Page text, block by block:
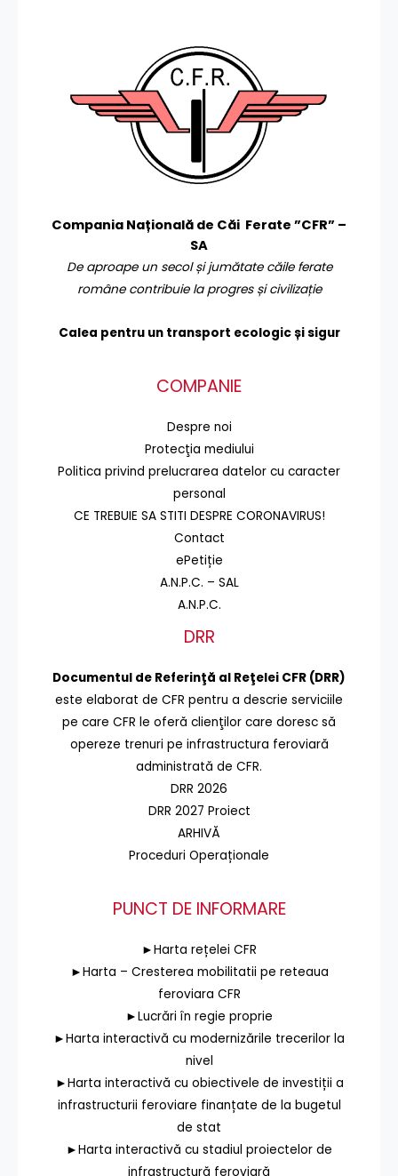
Compania Națională de Căi Ferate ”CFR” –
SA
De aproape un secol și jumătate căile ferate
române contribuie la progres și civilizație
Calea pentru un transport ecologic și sigur
COMPANIE
Despre noi
Protecţia mediului
Politica privind prelucrarea datelor cu caracter
personal
CE TREBUIE SA STITI DESPRE CORONAVIRUS!
Contact
ePetiție
A.N.P.C. – SAL
A.N.P.C.
DRR
Documentul de Referinţă al Reţelei CFR (DRR)
este elaborat de CFR pentru a descrie serviciile
pe care CFR le oferă clienţilor care doresc să
opereze trenuri pe infrastructura feroviară
administrată de CFR.
DRR 2026
DRR 2027 Proiect
ARHIVĂ
Proceduri Operaționale
PUNCT DE INFORMARE
►Harta rețelei CFR
►Harta – Cresterea mobilitatii pe reteaua
feroviara CFR
►Lucrări în regie proprie
►Harta interactivă cu modernizările trecerilor la
nivel
►Harta interactivă cu obiectivele de investiții a
infrastructurii feroviare finanțate de la bugetul
de stat
►Harta interactivă cu stadiul proiectelor de
infrastructură feroviară